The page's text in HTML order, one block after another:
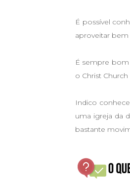
É possível
aproveitar bem
É sempre
o Christ
Indico
uma igreja da
bastante